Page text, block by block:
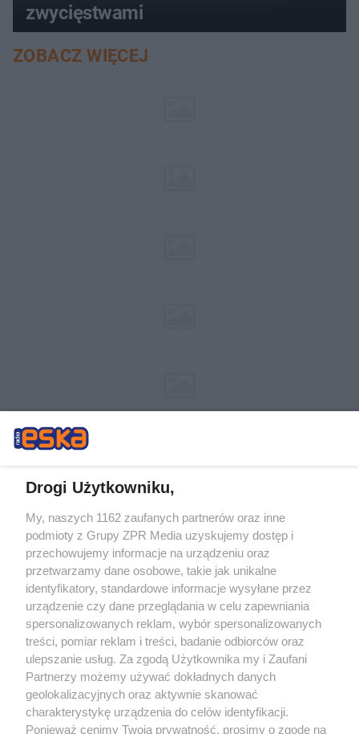
zwycięstwami
ZOBACZ WIĘCEJ
Żaden utwór zamieszczony w serwisie nie może być powielany i
rozpowszechniany lub dalej rozpowszechniany w jakikolwiek sposób (w
tym także elektroniczny lub mechaniczny) na jakimkolwiek polu
eksploatacji w jakiejkolwiek formie, włącznie z umieszczaniem w Internecie
bez pisemnej zgody właściciela praw. Jakiekolwiek użycie lub
wykorzystanie utworów w całości lub w części z naruszeniem prawa, tzn.
bez właściwej zgody, jest zabronione pod groźbą kary i może być ścigane
prawnie.
O nas
Drogi Użytkowniku,
My, naszych 1162 zaufanych partnerów oraz inne
podmioty z Grupy ZPR Media uzyskujemy dostęp i
przechowujemy informacje na urządzeniu oraz
przetwarzamy dane osobowe, takie jak unikalne
identyfikatory, standardowe informacje wysyłane przez
urządzenie czy dane przeglądania w celu zapewniania
spersonalizowanych reklam, wybór spersonalizowanych
treści, pomiar reklam i treści, badanie odbiorców oraz
ulepszanie usług. Za zgodą Użytkownika my i Zaufani
Partnerzy możemy używać dokładnych danych
geolokalizacyjnych oraz aktywnie skanować
charakterystykę urządzenia do celów identyfikacji.
Ponieważ cenimy Twoją prywatność, prosimy o zgodę na